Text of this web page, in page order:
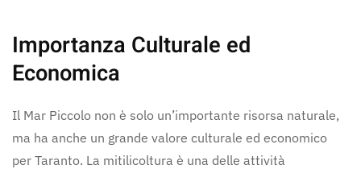
Importanza Culturale ed
Economica
Il Mar Piccolo non è solo un’importante risorsa naturale,
ma ha anche un grande valore culturale ed economico
per Taranto. La mitilicoltura è una delle attività